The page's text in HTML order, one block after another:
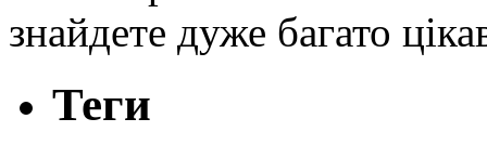
знайдете дуже багато
Теги